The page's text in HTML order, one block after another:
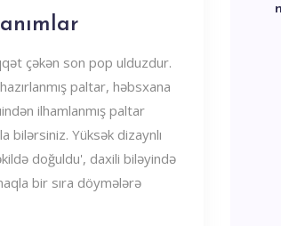
çəkən son pop ulduzdur.
paltar, həbsxana
ilhamlanmış paltar
bilərsiniz. Yüksək dizaynlı
doğuldu', daxili biləyində
bir sıra döymələrə